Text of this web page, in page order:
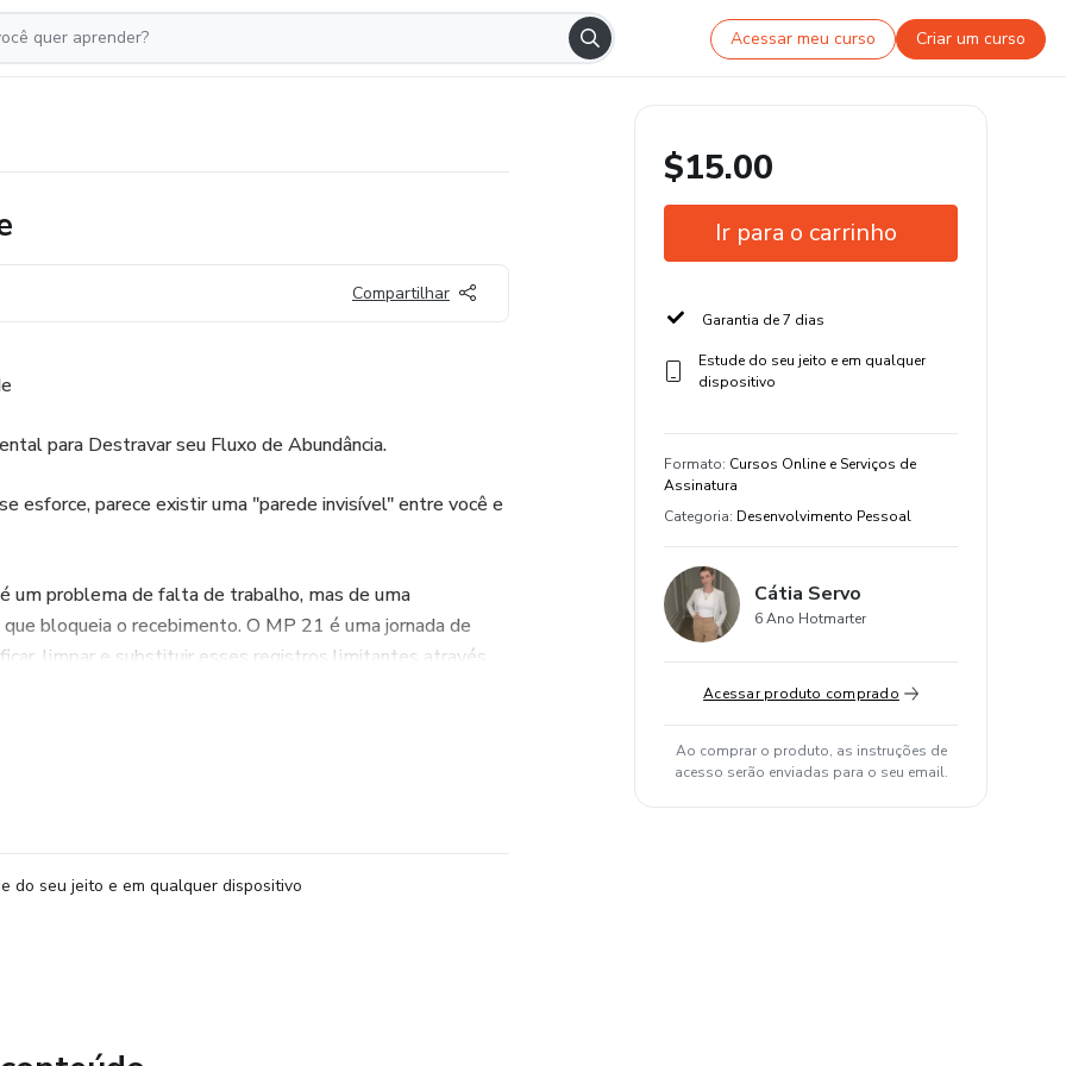
Acessar meu curso Criar um curso
Compartilhar
para Destravar seu Fluxo de Abundância.
esforce, parece existir uma "parede invisível" entre você e
um problema de falta de trabalho, mas de uma
bloqueia o recebimento. O MP 21 é uma jornada de
limpar e substituir esses registros limitantes através
do seu jeito e em qualquer dispositivo
$15.00
Ir para o carrinho
Garantia de 7 dias
Estude do seu jeito e em qualquer
dispositivo
Formato: Cursos Online e Serviços de
Assinatura
Categoria: Desenvolvimento Pessoal
Cátia Servo
6 Ano Hotmarter
Acessar produto comprado
Ao comprar o produto, as instruções de
acesso serão enviadas para o seu email.